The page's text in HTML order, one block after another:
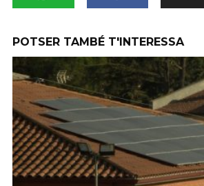
POTSER TAMBÉ T'INTERESSA